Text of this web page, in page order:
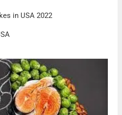
in USA 2022